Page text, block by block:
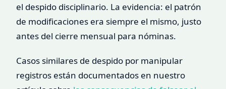
el despido disciplinario. La evidencia: el patrón
de modificaciones era siempre el mismo, justo
antes del cierre mensual para nóminas.
Casos similares de despido por manipular
registros están documentados en nuestro